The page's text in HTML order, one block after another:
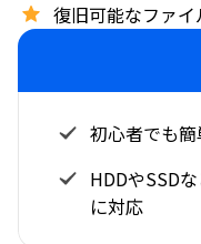
復旧可能なファ
初心者でも
HDDやSSD
に対応